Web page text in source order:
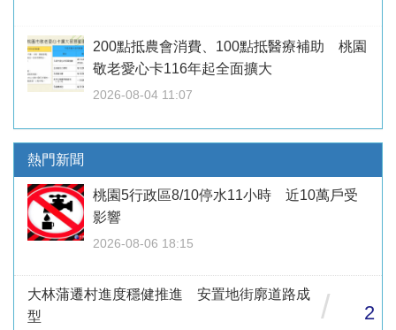
200點抵農會消費、100點抵醫療補助 桃園
敬老愛心卡116年起全面擴大
2026-08-04 11:07
熱門新聞
桃園5行政區8/10停水11小時 近10萬戶受
影響
2026-08-06 18:15
大林蒲遷村進度穩健推進 安置地街廓道路成
型
/ 2